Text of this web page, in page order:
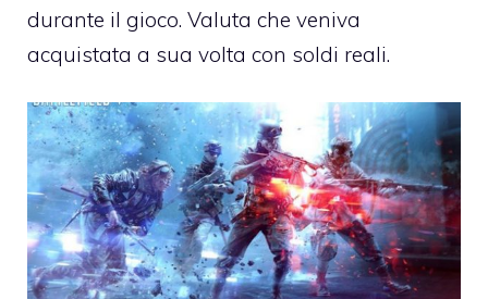
durante il gioco. Valuta che veniva
acquistata a sua volta con soldi reali.